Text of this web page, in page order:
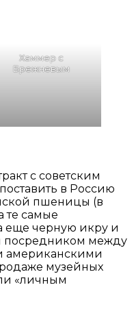
Хаммер с
Брежневым
с советским
в Россию
пшеницы (в
те самые
еще черную икру и
посредником между
американскими
музейных
«личным